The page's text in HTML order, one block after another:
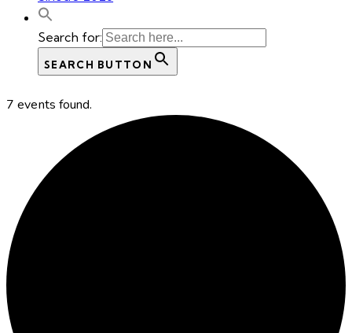
Search for:
SEARCH BUTTON
7 events found.